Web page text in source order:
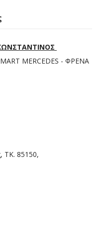
MERCEDES - ΦΡΕΝΑ
ΤΚ. 85150,